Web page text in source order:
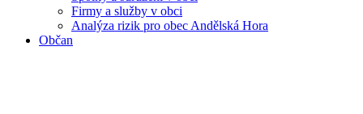
Firmy a služby v obci
Analýza rizik pro obec Andělská Hora
Občan